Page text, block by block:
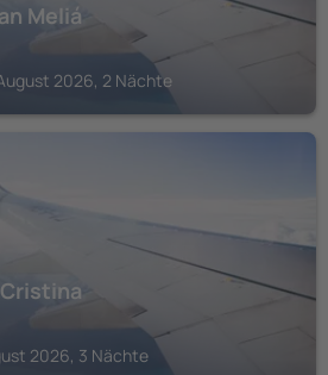
Meliá
2026, 2 Nächte
2026, 3 Nächte